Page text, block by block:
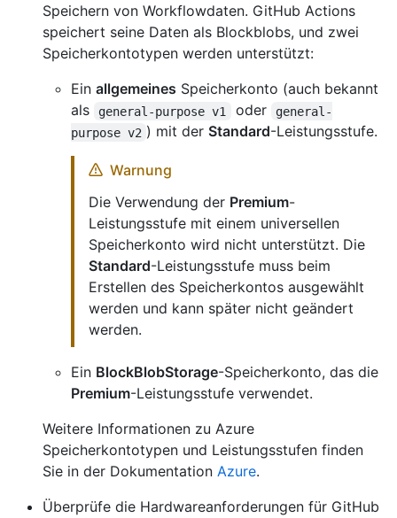
Speichern von Workflowdaten. GitHub Actions
speichert seine Daten als Blockblobs, und zwei
Speicherkontotypen werden unterstützt:
Ein allgemeines Speicherkonto (auch bekannt
als
general-purpose v1 oder
general-
purpose v2 ) mit der Standard-Leistungsstufe.
Warnung
Die Verwendung der Premium-
Leistungsstufe mit einem universellen
Speicherkonto wird nicht unterstützt. Die
Standard-Leistungsstufe muss beim
Erstellen des Speicherkontos ausgewählt
werden und kann später nicht geändert
werden.
Ein BlockBlobStorage-Speicherkonto, das die
Premium-Leistungsstufe verwendet.
Weitere Informationen zu Azure
Speicherkontotypen und Leistungsstufen finden
Sie in der Dokumentation Azure.
Überprüfe die Hardwareanforderungen für GitHub